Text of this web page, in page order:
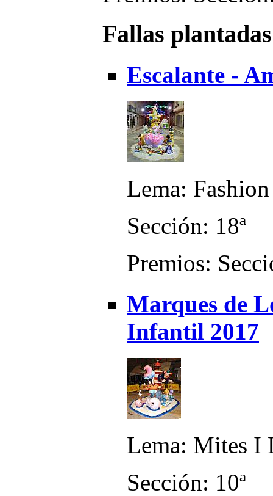
Fallas
Escalante -
Lema:
Sección: 18ª
Premios:
Marques de
Infantil 2017
Lema: Mites I
Sección: 10ª